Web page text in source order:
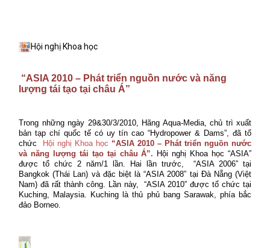
Hội nghị Khoa học
“ASIA 2010 – Phát triển nguồn nước và năng
lượng tái tạo tại châu Á”
Trong những ngày 29&30/3/2010, Hãng Aqua-Media, chủ trì xuất
bản tạp chí quốc tế có uy tín cao “Hydropower & Dams”, đã tổ
chức
Hội nghị Khoa học “ASIA 2010 – Phát triển nguồn nước
và năng lượng tái tạo tại châu Á”. Hội nghị Khoa học “ASIA”
được tổ chức 2 năm/1 lần. Hai lần trước,
“ASIA 2006” tại
Bangkok (Thái Lan) và đặc biệt là “ASIA 2008” tại Đà Nẵng (Việt
Nam) đã rất thành công. Lần này,
“ASIA 2010” được tổ chức tại
Kuching, Malaysia. Kuching là thủ phủ bang Sarawak, phía bắc
đảo Borneo.